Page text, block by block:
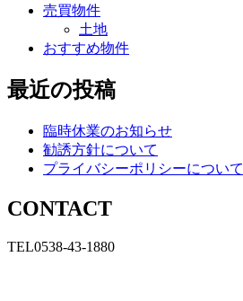
売買物件
土地
おすすめ物件
最近の投稿
臨時休業のお知らせ
勧誘方針について
プライバシーポリシーについて
CONTACT
TEL0538-43-1880